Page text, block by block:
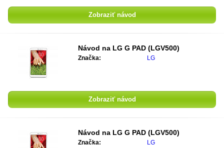
Zobraziť návod
Návod na LG G PAD (LGV500)
Značka: LG
Zobraziť návod
Návod na LG G PAD (LGV500)
Značka: LG